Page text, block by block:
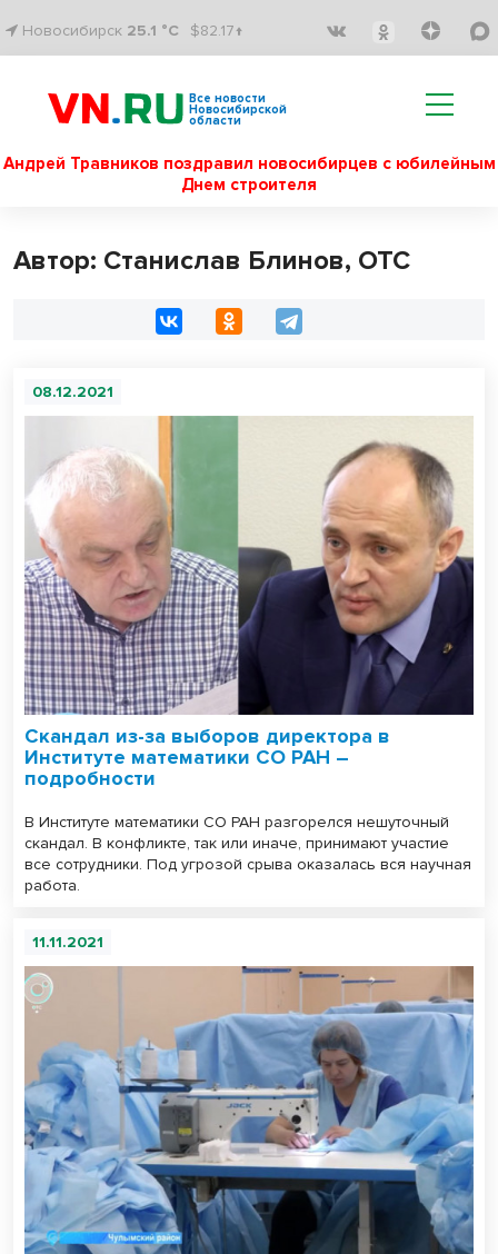
Новосибирск 25.1 °C $82.17↑
Все новости
Новосибирской
области
Андрей Травников поздравил новосибирцев с юбилейным
Днем строителя
Автор: Станислав Блинов, ОТС
08.12.2021
Скандал из-за выборов директора в
Институте математики СО РАН –
подробности
В Институте математики СО РАН разгорелся нешуточный
скандал. В конфликте, так или иначе, принимают участие
все сотрудники. Под угрозой срыва оказалась вся научная
работа.
11.11.2021